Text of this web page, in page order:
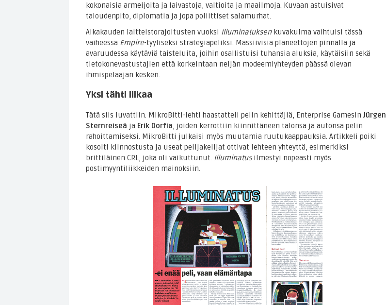
kokonaisia armeijoita ja laivastoja, valtioita ja maailmoja. Kuvaan astuisivat
taloudenpito, diplomatia ja jopa poliittiset salamurhat.
Aikakauden laitteistorajoitusten vuoksi Illuminatuksenkuvakulma vaihtuisi tässä
vaiheessa Empire-tyyliseksi strategiapeliksi. Massiivisia planeettojen pinnalla ja
avaruudessa käytäviä taisteluita, joihin osallistuisi tuhansia aluksia, käytäisiin sekä
tietokonevastustajien että korkeintaan neljän modeemiyhteyden päässä olevan
ihmispelaajan kesken.
Yksi tähti liikaa
Tätä siis luvattiin. MikroBitti-lehti haastatteli pelin kehittäjiä, Enterprise Gamesin Jürgen
Sternreiseä ja Erik Dorfia, joiden kerrottiin kiinnittäneen talonsa ja autonsa pelin
rahoittamiseksi. MikroBitti julkaisi myös muutamia ruutukaappauksia. Artikkeli poiki
kosolti kiinnostusta ja useat pelijakelijat ottivat lehteen yhteyttä, esimerkiksi
brittiläinen CRL, joka oli vaikuttunut. Illuminatusilmestyi nopeasti myös
postimyyntiliikkeiden mainoksiin.